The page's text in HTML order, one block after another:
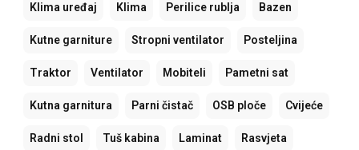
Klima uređaj Klima Perilice rublja Bazen
Kutne garniture Stropni ventilator Posteljina
Traktor Ventilator Mobiteli Pametni sat
Kutna garnitura Parni čistač OSB ploče Cvijeće
Radni stol Tuš kabina Laminat Rasvjeta